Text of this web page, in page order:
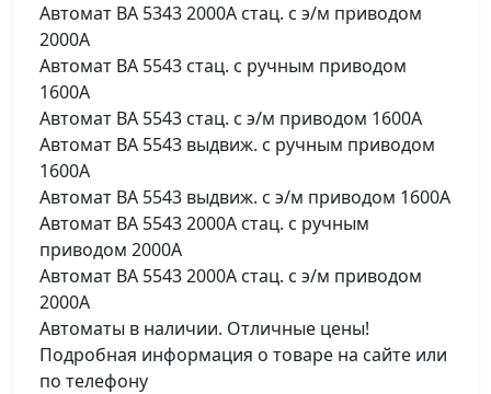
Автомат ВА 5343 2000А стац. с э/м приводом
2000А
Автомат ВА 5543 стац. с ручным приводом
1600А
Автомат ВА 5543 стац. с э/м приводом 1600А
Автомат ВА 5543 выдвиж. с ручным приводом
1600А
Автомат ВА 5543 выдвиж. с э/м приводом 1600А
Автомат ВА 5543 2000А стац. с ручным
приводом 2000А
Автомат ВА 5543 2000А стац. с э/м приводом
2000А
Автоматы в наличии. Отличные цены!
Подробная информация о товаре на сайте или
по телефону